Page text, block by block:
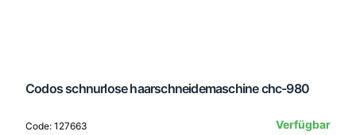
Codos schnurlose haarschneidemaschine chc-980
Code: 127663
Verfügbar